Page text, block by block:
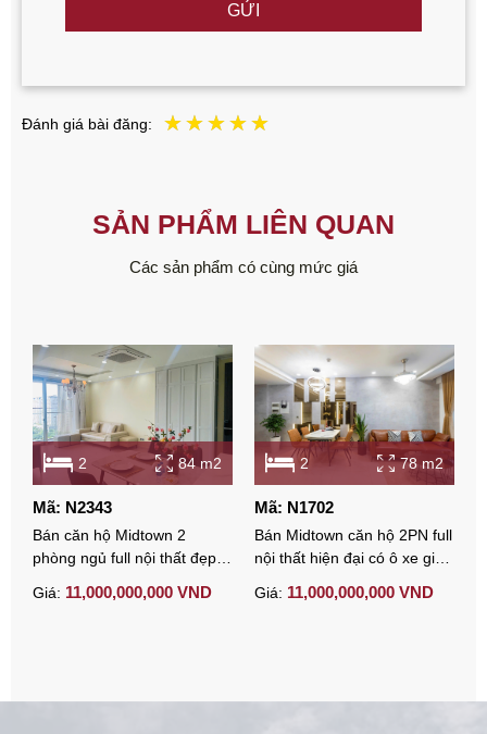
GỬI
Đánh giá bài đăng:
SẢN PHẨM LIÊN QUAN
Các sản phẩm có cùng mức giá
2 84 m2
Mã: N2343
Bán căn hộ Midtown 2
phòng ngủ full nội thất đẹp
Giá: 11,000,000,000 VND
2 78 m2
Mã: N1702
Bán Midtown căn hộ 2PN full
nội thất hiện đại có ô xe giá
Giá: 11,000,000,000 VND